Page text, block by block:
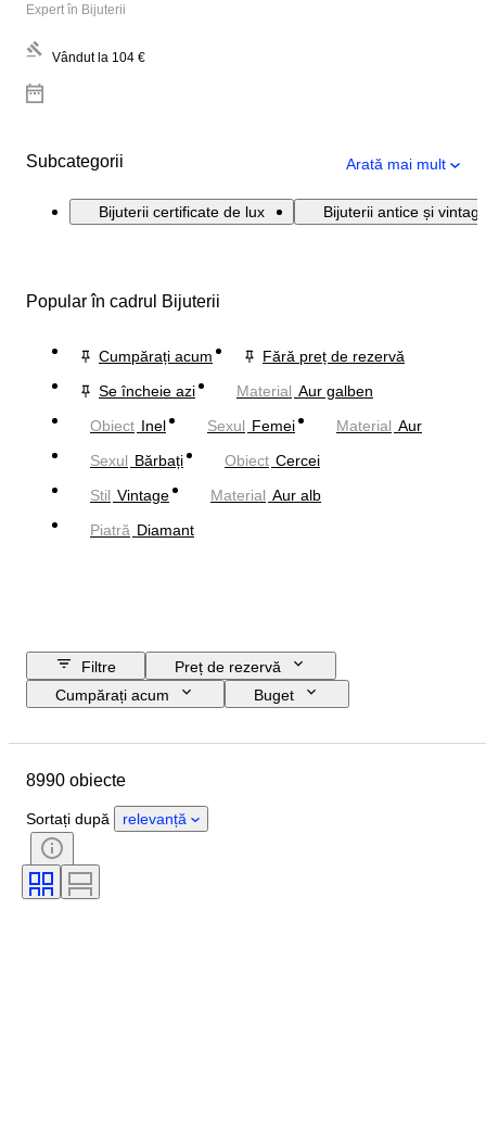
Expert în Bijuterii
Vândut la 104 €
Subcategorii Arată mai mult
Bijuterii certificate de lux Bijuterii antice și
Popular în cadrul Bijuterii
Cumpărați acum
Fără preț de rezervă
Se încheie azi
Material Aur galben
Obiect Inel Sexul Femei Material Aur
Sexul Bărbați Obiect Cercei
Stil Vintage Material Aur alb
Piatră Diamant
Filtre
Preț de rezervă
Cumpărați acum
Buget
Țara de Proveniență
Stare
Certificare
Formă
Gradul culorii
8990 obiecte
Sortați după relevanță